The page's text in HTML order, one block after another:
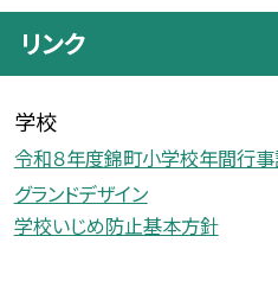
リンク
学校
令和８年度錦町小学校年間行
グランドデザイン
学校いじめ防止基本方針